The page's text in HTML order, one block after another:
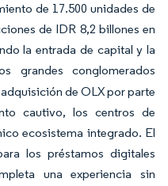
de 17.500 unidades de
de IDR 8,2 billones en
la entrada de capital y la
grandes conglomerados
de OLX por parte
cautivo, los centros de
ecosistema integrado. El
los préstamos digitales
una experiencia sin